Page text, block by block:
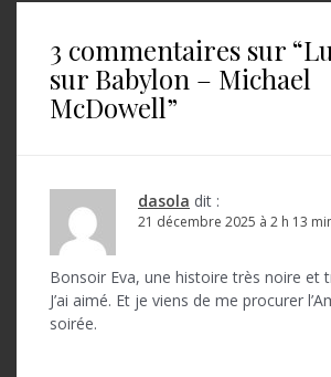
3 commentaires sur “
sur Babylon – Michael
McDowell”
dasola dit :
21 décembre 2025 à 2 h 13
Bonsoir Eva, une histoire très noire et
J’ai aimé. Et je viens de me procurer
soirée.